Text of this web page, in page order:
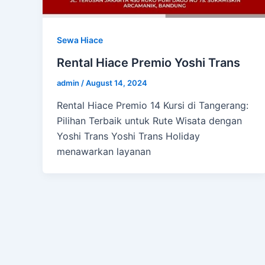
Sewa Hiace
Rental Hiace Premio Yoshi Trans
admin /August 14, 2024
Rental Hiace Premio 14 Kursi di Tangerang:
Pilihan Terbaik untuk Rute Wisata dengan
Yoshi Trans Yoshi Trans Holiday
menawarkan layanan